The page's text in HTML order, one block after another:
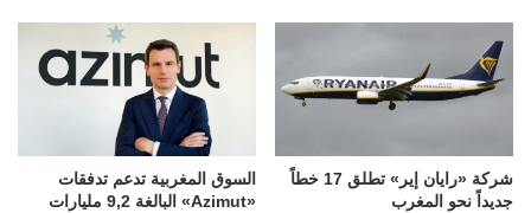
شركة «رايان إير» تطلق 17 خطاً
جديداً نحو المغرب
السوق المغربية تدعم تدفقات
«Azimut» البالغة 9,2 مليارات